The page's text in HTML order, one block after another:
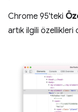
Chrome 95'teki
artık ilgili